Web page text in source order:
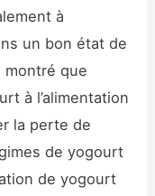
à
un bon état de
montré que
à l’alimentation
la perte de
de yogourt
de yogourt